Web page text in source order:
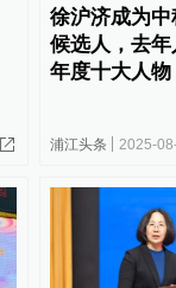
徐沪济成为
候选人，去年
年度十大人物
浦江头条 2025-